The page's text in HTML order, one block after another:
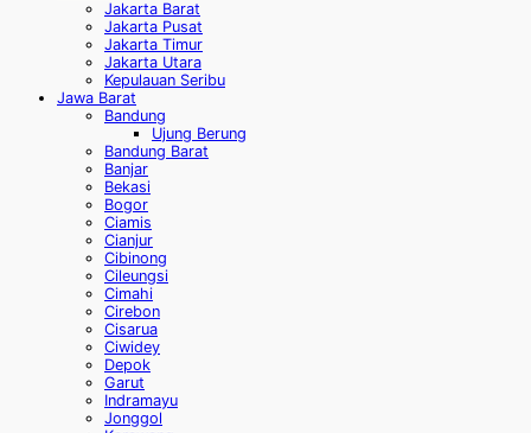
Jakarta Barat
Jakarta Pusat
Jakarta Timur
Jakarta Utara
Kepulauan Seribu
Jawa Barat
Bandung
Ujung Berung
Bandung Barat
Banjar
Bekasi
Bogor
Ciamis
Cianjur
Cibinong
Cileungsi
Cimahi
Cirebon
Cisarua
Ciwidey
Depok
Garut
Indramayu
Jonggol